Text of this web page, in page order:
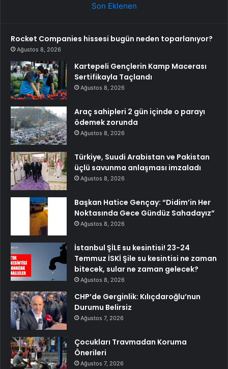
Son Eklenen
Rocket Companies hissesi bugün neden toparlanıyor?
Ağustos 8, 2026
Kartepeli Gençlerin Kamp Macerası
Sertifikayla Taçlandı
Ağustos 8, 2026
Araç sahipleri 2 gün içinde o parayı
ödemek zorunda
Ağustos 8, 2026
Türkiye, Suudi Arabistan ve Pakistan
üçlü savunma anlaşması imzaladı
Ağustos 8, 2026
Başkan Hatice Gençay: “Didim’in Her
Noktasında Gece Gündüz Sahadayız”
Ağustos 8, 2026
İstanbul ŞİLE su kesintisi! 23-24
Temmuz İSKİ Şile su kesintisi ne zaman
bitecek, sular ne zaman gelecek?
Ağustos 8, 2026
CHP’de Gerginlik: Kılıçdaroğlu’nun
Durumu Belirsiz
Ağustos 7, 2026
Çocukları Travmadan Koruma
Önerileri
Ağustos 7, 2026